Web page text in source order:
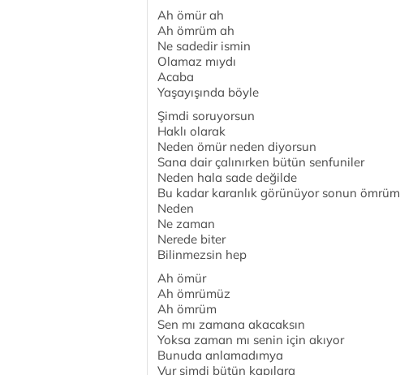
Ah ömür ah
Ah ömrüm ah
Ne sadedir ismin
Olamaz mıydı
Acaba
Yaşayışında böyle
Şimdi soruyorsun
Haklı olarak
Neden ömür neden diyorsun
Sana dair çalınırken bütün senfuniler
Neden hala sade değilde
Bu kadar karanlık görünüyor sonun ömrüm
Neden
Ne zaman
Nerede biter
Bilinmezsin hep
Ah ömür
Ah ömrümüz
Ah ömrüm
Sen mı zamana akacaksın
Yoksa zaman mı senin için akıyor
Bunuda anlamadımya
Vur şimdi bütün kapılara